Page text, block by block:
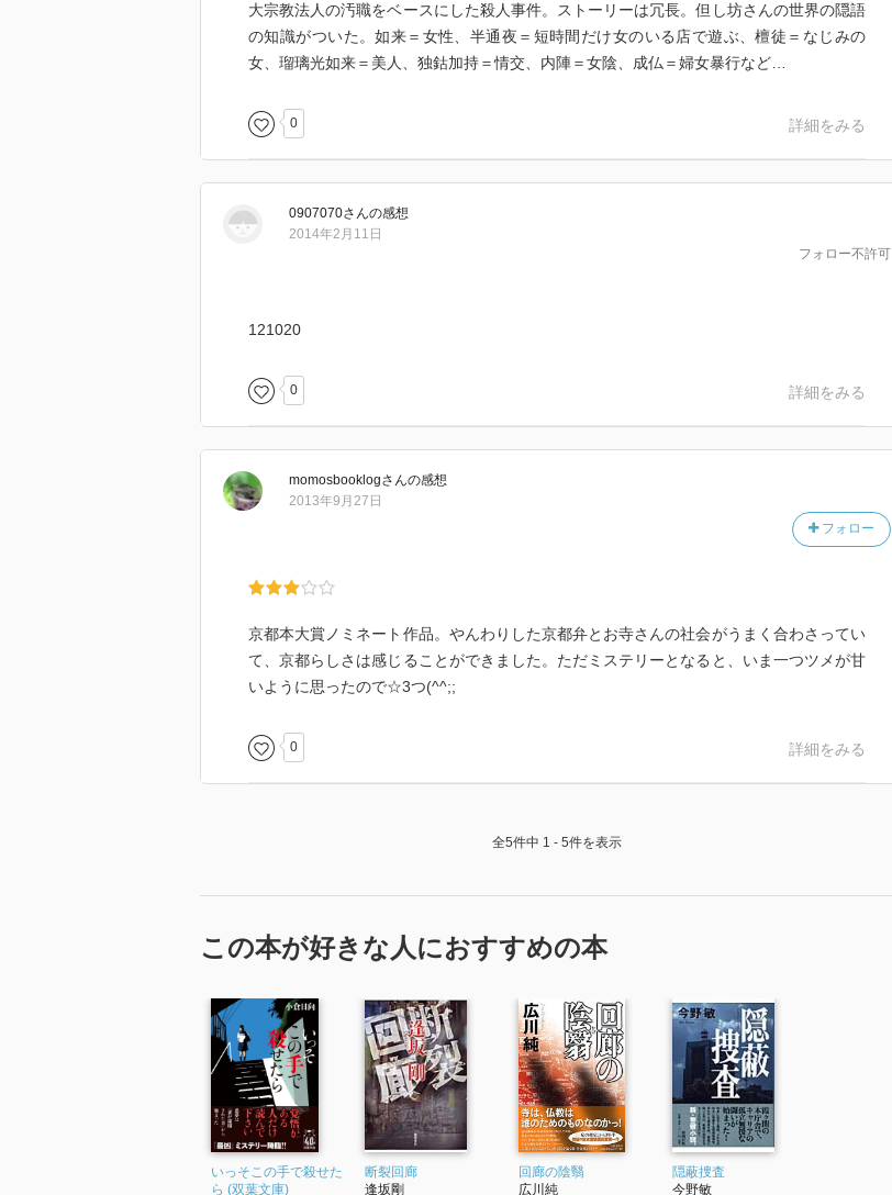
大宗教法人の汚職をベースにした殺人事件。ストーリーは冗長。但し坊さんの世界の隠語
の知識がついた。如来＝女性、半通夜＝短時間だけ女のいる店で遊ぶ、檀徒＝なじみの
女、瑠璃光如来＝美人、独鈷加持＝情交、内陣＝女陰、成仏＝婦女暴行など…
0 詳細をみる
0907070さんの感想
フォロー不許可
2014年2月11日
121020
0 詳細をみる
momosbooklogさんの感想
フォロー
2013年9月27日
京都本大賞ノミネート作品。やんわりした京都弁とお寺さんの社会がうまく合わさってい
て、京都らしさは感じることができました。ただミステリーとなると、いま一つツメが甘
いように思ったので☆3つ(^^;;
0 詳細をみる
全5件中 1 - 5件を表示
この本が好きな人におすすめの本
いっそこの手で殺せた
ら (双葉文庫)
断裂回廊
逢坂剛
回廊の陰翳
広川純
隠蔽捜査
今野敏